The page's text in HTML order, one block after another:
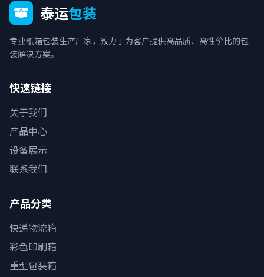
泰运包装
专业纸箱包装生产厂家，致力于为客户提供高品质、高性价比的包
装解决方案。
快速链接
关于我们
产品中心
设备展示
联系我们
产品分类
快递物流箱
彩色印刷箱
重型包装箱